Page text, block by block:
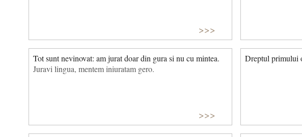
>>>
Tot sunt nevinovat: am jurat doar din gura si nu cu mintea.
Juravi lingua, mentem iniuratam gero.
>>>
Dreptul primului